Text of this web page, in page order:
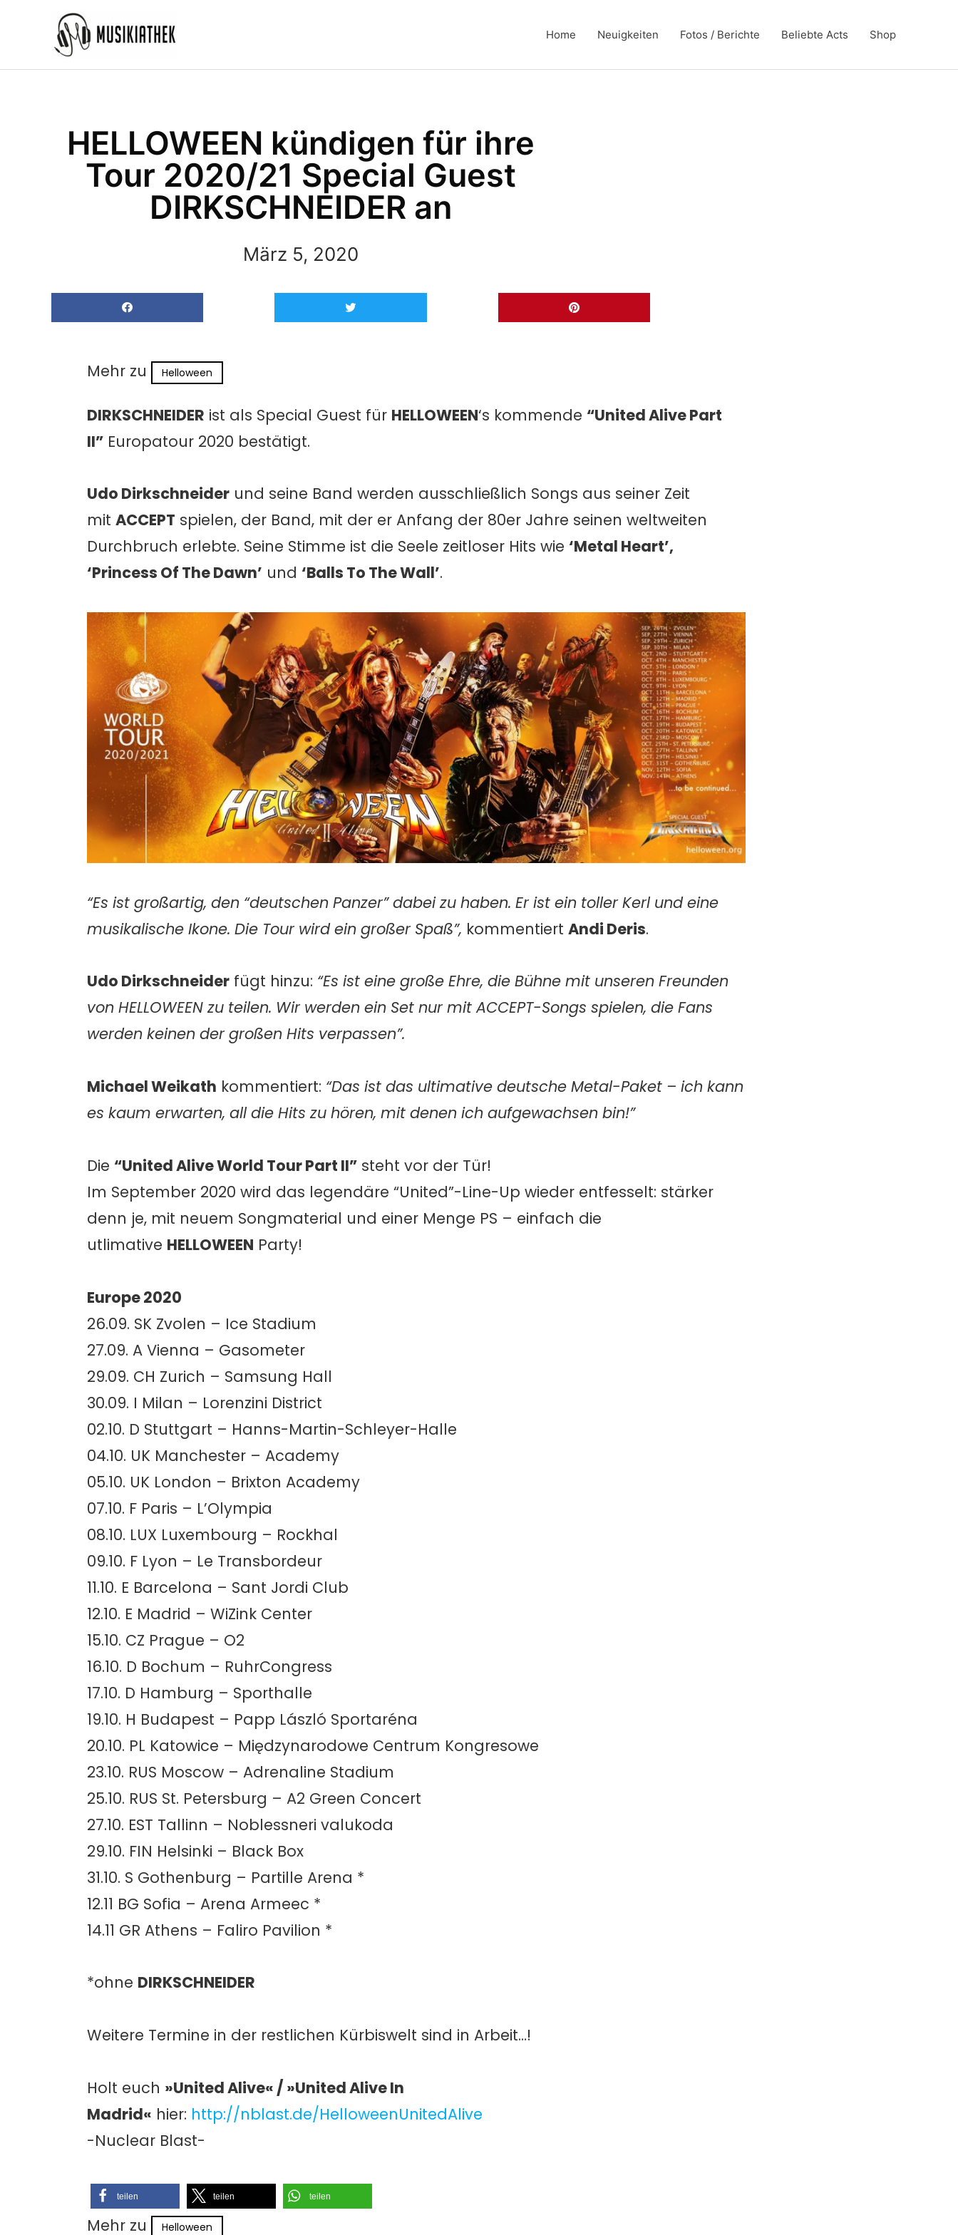
Home Neuigkeiten Fotos / Berichte Beliebte Acts Shop
HELLOWEEN kündigen für ihre
Tour 2020/21 Special Guest
DIRKSCHNEIDER an
März 5, 2020
Mehr zu Helloween
DIRKSCHNEIDER ist als Special Guest für HELLOWEEN‘s kommende “United Alive Part
II” Europatour 2020 bestätigt.
Udo Dirkschneider und seine Band werden ausschließlich Songs aus seiner Zeit
mit ACCEPT spielen, der Band, mit der er Anfang der 80er Jahre seinen weltweiten
Durchbruch erlebte. Seine Stimme ist die Seele zeitloser Hits wie ‘Metal Heart’,
‘Princess Of The Dawn’ und ‘Balls To The Wall’.
“Es ist großartig, den “deutschen Panzer” dabei zu haben. Er ist ein toller Kerl und eine
musikalische Ikone. Die Tour wird ein großer Spaß”, kommentiert Andi Deris.
Udo Dirkschneider fügt hinzu: “Es ist eine große Ehre, die Bühne mit unseren Freunden
von HELLOWEEN zu teilen. Wir werden ein Set nur mit ACCEPT-Songs spielen, die Fans
werden keinen der großen Hits verpassen”.
Michael Weikath kommentiert: “Das ist das ultimative deutsche Metal-Paket – ich kann
es kaum erwarten, all die Hits zu hören, mit denen ich aufgewachsen bin!”
Die “United Alive World Tour Part II” steht vor der Tür!
Im September 2020 wird das legendäre “United”-Line-Up wieder entfesselt: stärker
denn je, mit neuem Songmaterial und einer Menge PS – einfach die
utlimative HELLOWEEN Party!
Europe 2020
26.09. SK Zvolen – Ice Stadium
27.09. A Vienna – Gasometer
29.09. CH Zurich – Samsung Hall
30.09. I Milan – Lorenzini District
02.10. D Stuttgart – Hanns-Martin-Schleyer-Halle
04.10. UK Manchester – Academy
05.10. UK London – Brixton Academy
07.10. F Paris – L’Olympia
08.10. LUX Luxembourg – Rockhal
09.10. F Lyon – Le Transbordeur
11.10. E Barcelona – Sant Jordi Club
12.10. E Madrid – WiZink Center
15.10. CZ Prague – O2
16.10. D Bochum – RuhrCongress
17.10. D Hamburg – Sporthalle
19.10. H Budapest – Papp László Sportaréna
20.10. PL Katowice – Międzynarodowe Centrum Kongresowe
23.10. RUS Moscow – Adrenaline Stadium
25.10. RUS St. Petersburg – A2 Green Concert
27.10. EST Tallinn – Noblessneri valukoda
29.10. FIN Helsinki – Black Box
31.10. S Gothenburg – Partille Arena *
12.11 BG Sofia – Arena Armeec *
14.11 GR Athens – Faliro Pavilion *
*ohne DIRKSCHNEIDER
Weitere Termine in der restlichen Kürbiswelt sind in Arbeit…!
Holt euch »United Alive« / »United Alive In
Madrid« hier: http://nblast.de/HelloweenUnitedAlive
-Nuclear Blast-
teilen teilen teilen
Mehr zu Helloween